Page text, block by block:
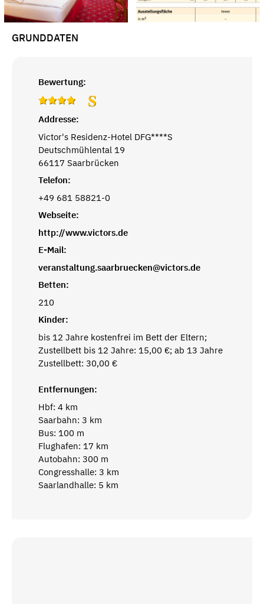
GRUNDDATEN
Bewertung:
Addresse:
Victor's Residenz-Hotel DFG****S
Deutschmühlental 19
66117 Saarbrücken
Telefon:
+49 681 58821-0
Webseite:
http://www.victors.de
E-Mail:
veranstaltung.saarbruecken@victors.de
Betten:
210
Kinder:
bis 12 Jahre kostenfrei im Bett der Eltern;
Zustellbett bis 12 Jahre: 15,00 €; ab 13 Jahre
Zustellbett: 30,00 €
Entfernungen:
Hbf: 4 km
Saarbahn: 3 km
Bus: 100 m
Flughafen: 17 km
Autobahn: 300 m
Congresshalle: 3 km
Saarlandhalle: 5 km